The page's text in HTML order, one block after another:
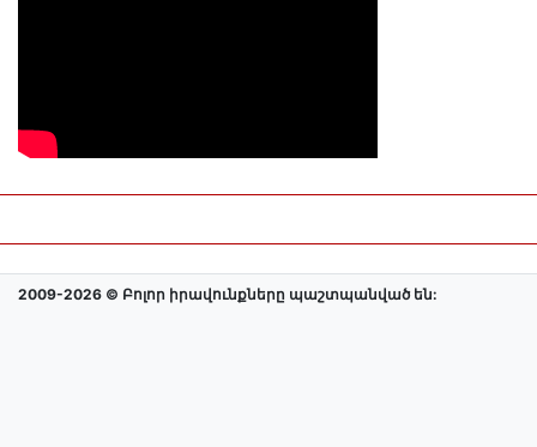
2009-2026 © Բոլոր իրավունքները պաշտպանված են: